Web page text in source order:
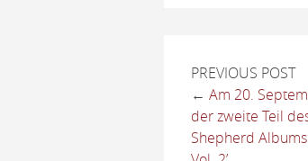
PREVIOUS POST
← Am 20.
der zweite Teil
Shepherd